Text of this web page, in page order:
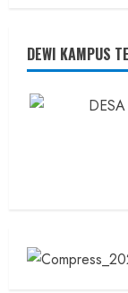
dan
DEWI KAMPUS